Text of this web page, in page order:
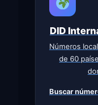
DID
Números
de 60
Buscar